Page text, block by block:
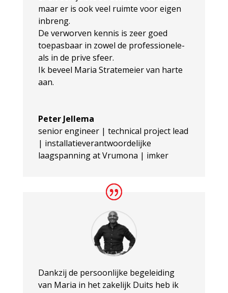
maar er is ook veel ruimte voor eigen
inbreng.
De verworven kennis is zeer goed
toepasbaar in zowel de professionele-
als in de prive sfeer.
Ik beveel Maria Stratemeier van harte
aan.
Peter Jellema
senior engineer | technical project lead
| installatieverantwoordelijke
laagspanning at Vrumona | imker
Dankzij de persoonlijke begeleiding
van Maria in het zakelijk Duits heb ik